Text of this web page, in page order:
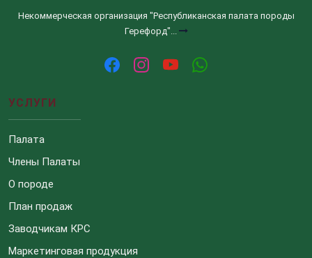
Некоммерческая организация "Республиканская палата породы
Герефорд"...
УСЛУГИ
Палата
Члены Палаты
О породе
План продаж
Заводчикам КРС
Маркетинговая продукция